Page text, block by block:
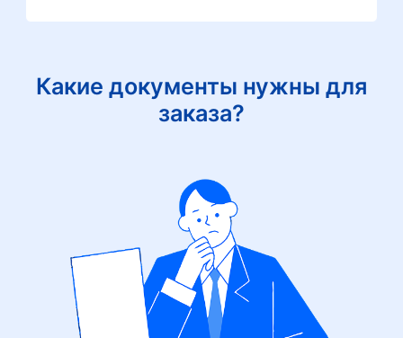
Какие документы нужны для
заказа?